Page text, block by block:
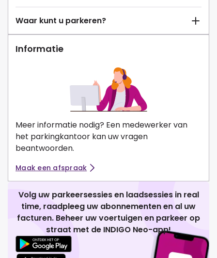
Waar kunt u parkeren?
Informatie
Meer informatie nodig? Een medewerker van
het parkingkantoor kan uw vragen
beantwoorden.
Maak een afspraak
Volg uw parkeersessies en laadsessies in real
time, raadpleeg uw abonnementen en al uw
facturen. Beheer uw voertuigen en parkeer op
straat met de INDIGO Neo-app!